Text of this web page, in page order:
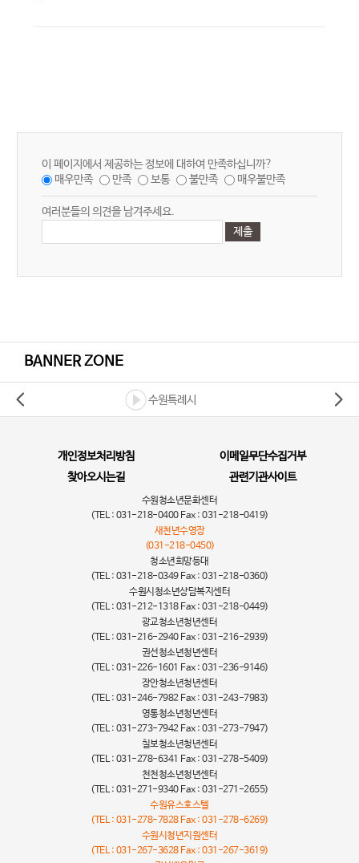
이 페이지에서 제공하는 정보에 대하여 만족하십니까?
매우만족
만족 보통 불만족 매우불만족
여러분들의 의견을 남겨주세요.
BANNER ZONE
수원특례시
개인정보처리방침
이메일무단수집거부
찾아오시는길
관련기관사이트
수원청소년문화센터
(TEL : 031-218-0400 Fax : 031-218-0419)
새천년수영장
(031-218-0450)
청소년희망등대
(TEL : 031-218-0349 Fax : 031-218-0360)
수원시청소년상담복지센터
(TEL : 031-212-1318 Fax : 031-218-0449)
광교청소년청년센터
(TEL : 031-216-2940 Fax : 031-216-2939)
권선청소년청년센터
(TEL : 031-226-1601 Fax : 031-236-9146)
장안청소년청년센터
(TEL : 031-246-7982 Fax : 031-243-7983)
영통청소년청년센터
(TEL : 031-273-7942 Fax : 031-273-7947)
칠보청소년청년센터
(TEL : 031-278-6341 Fax : 031-278-5409)
천천청소년청년센터
(TEL : 031-271-9340 Fax : 031-271-2655)
수원유스호스텔
(TEL : 031-278-7828 Fax : 031-278-6269)
수원시청년지원센터
(TEL : 031-267-3628 Fax : 031-267-3619)